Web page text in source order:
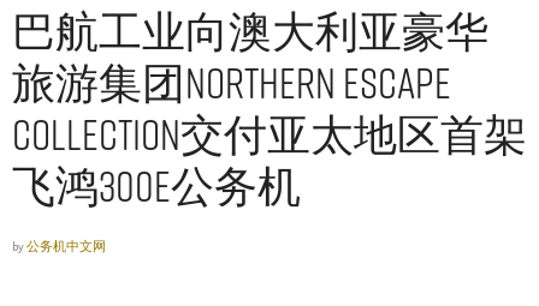
巴航工业向澳大利亚豪华
旅游集团Northern Escape
Collection交付亚太地区首架
飞鸿300E公务机
by公务机中文网